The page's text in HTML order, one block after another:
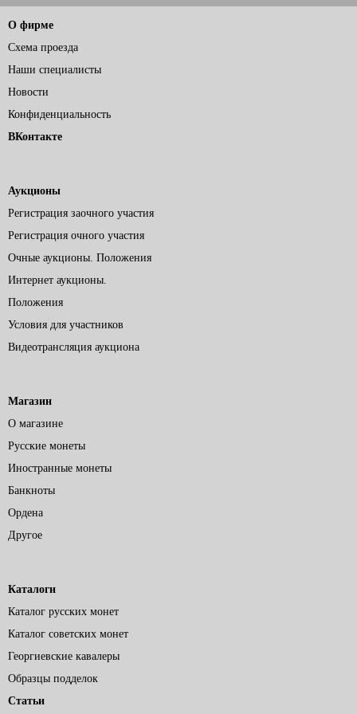
О фирме
Схема проезда
Наши специалисты
Новости
Конфиденциальность
ВКонтакте
Аукционы
Регистрация заочного участия
Регистрация очного участия
Очные аукционы. Положения
Интернет аукционы.
Положения
Условия для участников
Видеотрансляция аукциона
Магазин
О магазине
Русские монеты
Иностранные монеты
Банкноты
Ордена
Другое
Каталоги
Каталог русских монет
Каталог советских монет
Георгиевские кавалеры
Образцы подделок
Статьи